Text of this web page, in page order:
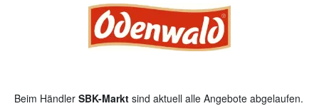
Beim Händler SBK-Markt sind aktuell alle Angebote abgelaufen.